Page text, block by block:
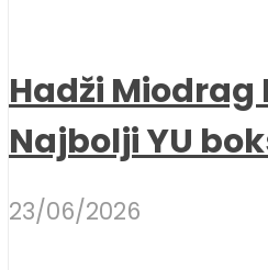
Hadži Miodrag
Najbolji YU
23/06/2026